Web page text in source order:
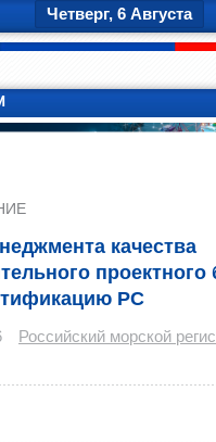
Четверг, 6 Августа
качества
РС
Российский морской